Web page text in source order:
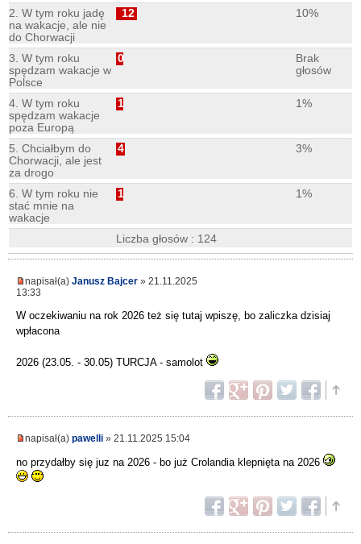
2. W tym roku jadę
na wakacje, ale nie
do Chorwacji
12 10%
3. W tym roku
spędzam wakacje w
Polsce
0
Brak
głosów
4. W tym roku
spędzam wakacje
poza Europą
1 1%
5. Chciałbym do
Chorwacji, ale jest
za drogo
4 3%
6. W tym roku nie
stać mnie na
wakacje
1 1%
Liczba głosów : 124
napisał(a) Janusz Bajcer » 21.11.2025
13:33
W oczekiwaniu na rok 2026 też się tutaj wpiszę, bo zaliczka dzisiaj
wpłacona
2026 (23.05. - 30.05) TURCJA - samolot
napisał(a) pawelli » 21.11.2025 15:04
no przydałby się juz na 2026 - bo już Crolandia klepnięta na 2026